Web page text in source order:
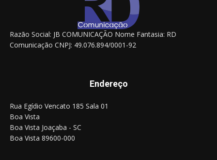
Razão Social: JB COMUNICAÇÃO Nome Fantasia: RD
Comunicação CNPJ: 49.076.894/0001-92
Endereço
Rua Egídio Vencato 185 Sala 01
Boa Vista
Boa Vista Joaçaba - SC
Boa Vista 89600-000